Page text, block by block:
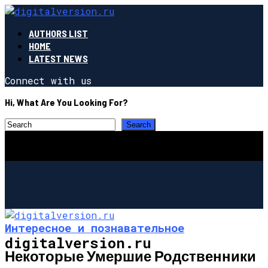
AUTHORS LIST
HOME
LATEST NEWS
Connect with us
Hi, What Are You Looking For?
digitalversion.ru
Интересное и познавательное
Некоторые Умершие Родственники